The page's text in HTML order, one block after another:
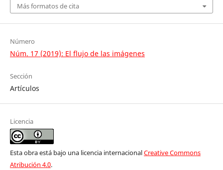
Más formatos de cita
Número
Núm. 17 (2019): El flujo de las imágenes
Sección
Artículos
Licencia
Esta obra está bajo una licencia internacionalCreative Commons
Atribución 4.0.